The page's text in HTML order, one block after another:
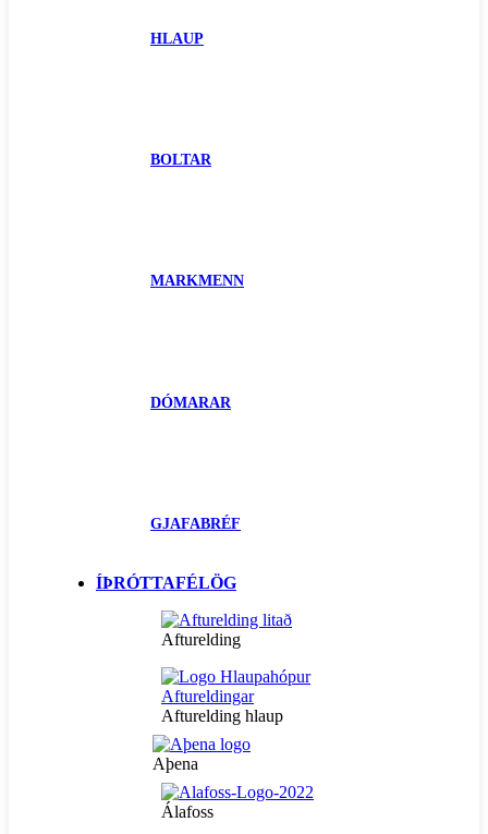
HLAUP
BOLTAR
MARKMENN
DÓMARAR
GJAFABRÉF
ÍÞRÓTTAFÉLÖG
Afturelding
Afturelding hlaup
Aþena
Álafoss